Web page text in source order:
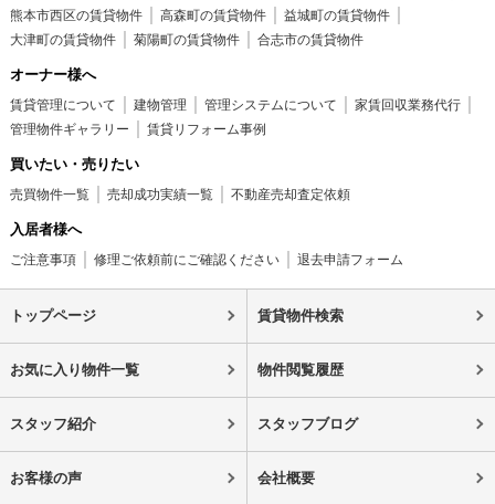
熊本市西区の賃貸物件
高森町の賃貸物件
益城町の賃貸物件
大津町の賃貸物件
菊陽町の賃貸物件 合志市の賃貸物件
オーナー様へ
賃貸管理について 建物管理 管理システムについて
家賃回収業務代行
管理物件ギャラリー
賃貸リフォーム事例
買いたい・売りたい
売買物件一覧 売却成功実績一覧 不動産売却査定依頼
入居者様へ
ご注意事項 修理ご依頼前にご確認ください 退去申請フォーム
トップページ 賃貸物件検索
お気に入り物件一覧 物件閲覧履歴
スタッフ紹介 スタッフブログ
お客様の声 会社概要